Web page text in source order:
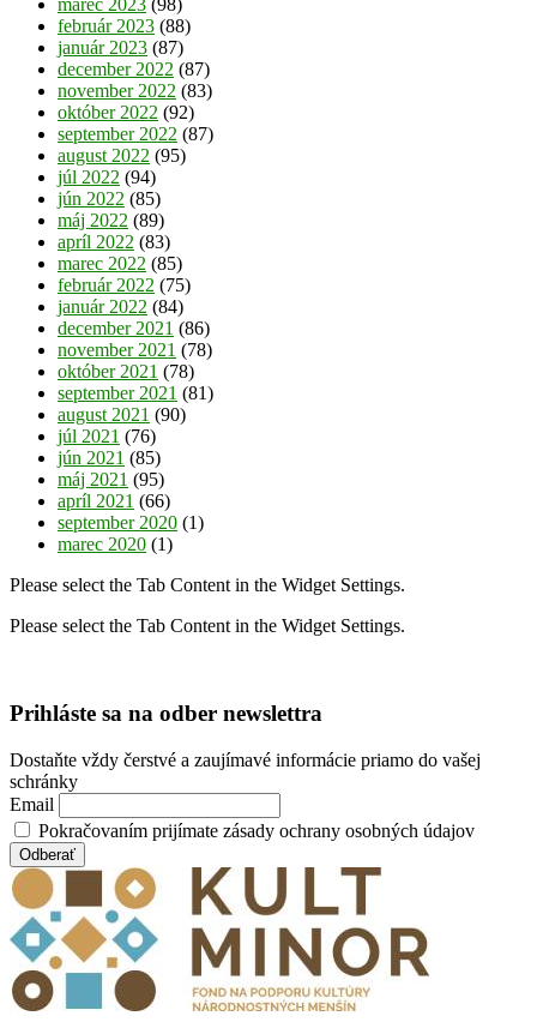
marec 2023 (98)
február 2023 (88)
január 2023 (87)
december 2022 (87)
november 2022 (83)
október 2022 (92)
september 2022 (87)
august 2022 (95)
júl 2022 (94)
jún 2022 (85)
máj 2022 (89)
apríl 2022 (83)
marec 2022 (85)
február 2022 (75)
január 2022 (84)
december 2021 (86)
november 2021 (78)
október 2021 (78)
september 2021 (81)
august 2021 (90)
júl 2021 (76)
jún 2021 (85)
máj 2021 (95)
apríl 2021 (66)
september 2020 (1)
marec 2020 (1)
Please select the Tab Content in the Widget Settings.
Please select the Tab Content in the Widget Settings.
Prihláste sa na odber newslettra
Dostaňte vždy čerstvé a zaujímavé informácie priamo do vašej
schránky
Email
Pokračovaním prijímate zásady ochrany osobných údajov